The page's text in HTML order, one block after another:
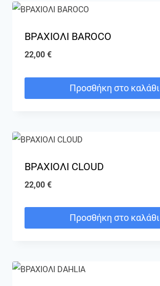
ΒΡΑΧΙΟΛΙ BAROCO
22,00 €
Προσθήκη στο καλάθι
ΒΡΑΧΙΟΛΙ CLOUD
22,00 €
Προσθήκη στο καλάθι